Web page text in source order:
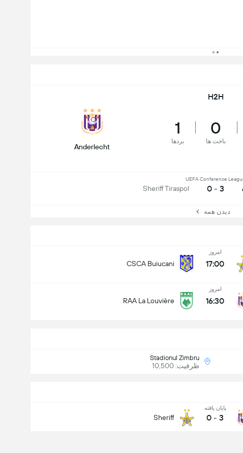
امروز
17:00
CSCA Buiucani
امروز
16:30
RAA La Louvière
پایان یافته
3
-
0
Sheriff
Stadionul Zimbru
ظرفیت: 10,500
H2H
0
باخت ها
1
بردها
Anderlecht
UEFA Conference
3 - 0
Sheriff Tiraspol
دیدن همه